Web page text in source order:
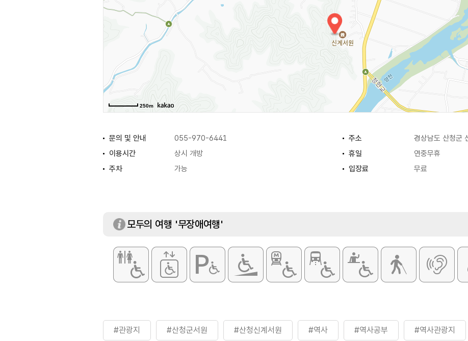
250m
문의 및 안내 055-970-6441 주소
경상남도 산청군
이용시간
상시 개방 휴일
연중무휴
주차
가능 입장료 무료
모두의 여행 '무장애여행'
#관광지 #산청군서원 #산청신계서원 #역사 #역사공부 #역사관광지